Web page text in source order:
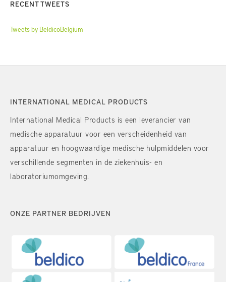
RECENT TWEETS
Tweets by BeldicoBelgium
INTERNATIONAL MEDICAL PRODUCTS
International Medical Products is een leverancier van
medische apparatuur voor een verscheidenheid van
apparatuur en hoogwaardige medische hulpmiddelen voor
verschillende segmenten in de ziekenhuis- en
laboratoriumomgeving.
ONZE PARTNER BEDRIJVEN